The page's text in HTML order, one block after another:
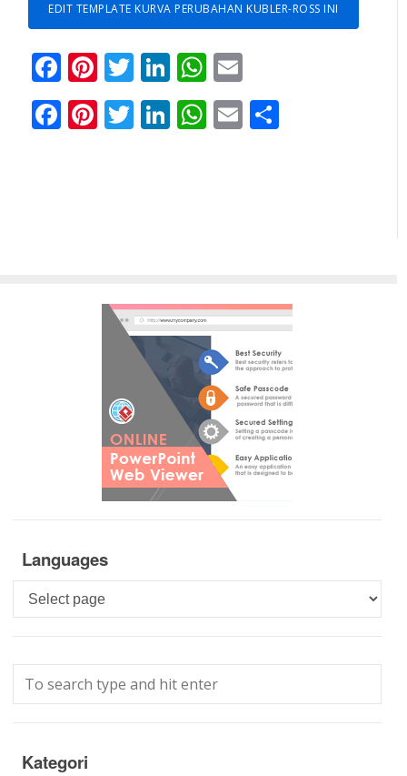
EDIT TEMPLATE KURVA PERUBAHAN KUBLER-ROSS INI
Facebook
Pinterest
Twitter
LinkedIn
Ada
apa
Facebook
Pinterest
Twitter
LinkedIn
WhatsApp
Email
Languages
Languages
Kategori